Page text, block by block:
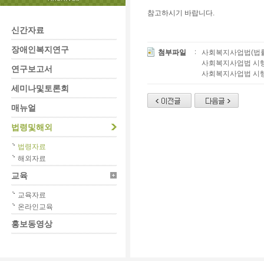
신간자료
장애인복지연구
연구보고서
세미나및토론회
매뉴얼
법령및해외
법령자료
해외자료
교육
교육자료
온라인교육
홍보동영상
참고하시기 바랍니다.
첨부파일
사회복지사업법(
사회복지사업법 시
사회복지사업법 시